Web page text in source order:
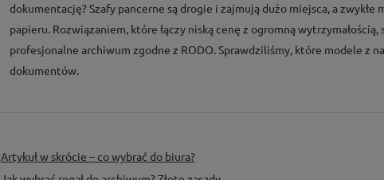
dokumentację? Szafy pancerne są drogie i zajmują dużo miejsca, a
papieru. Rozwiązaniem, które łączy niską cenę z ogromną
profesjonalne archiwum zgodne z RODO. Sprawdziliśmy, które modele z
dokumentów.
Artykuł w skrócie – co wybrać do biura?